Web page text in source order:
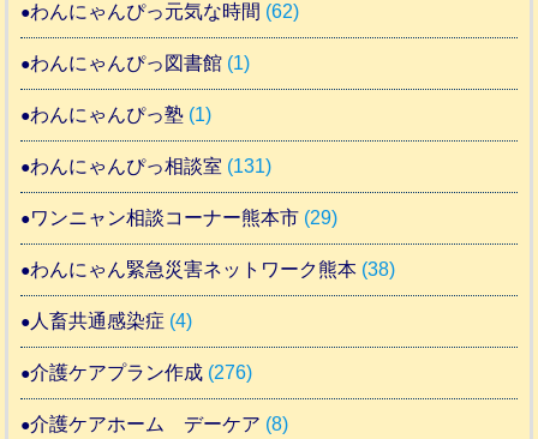
わんにゃんぴっ元気な時間 (62)
わんにゃんぴっ図書館 (1)
わんにゃんぴっ塾 (1)
わんにゃんぴっ相談室 (131)
ワンニャン相談コーナー熊本市 (29)
わんにゃん緊急災害ネットワーク熊本 (38)
人畜共通感染症 (4)
介護ケアプラン作成 (276)
介護ケアホーム デーケア (8)